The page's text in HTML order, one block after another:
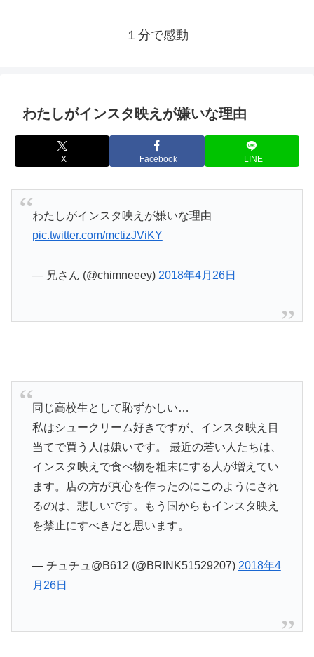
１分で感動
わたしがインスタ映えが嫌いな理由
X Facebook LINE
わたしがインスタ映えが嫌いな理由
pic.twitter.com/mctizJViKY
— 兄さん (@chimneeey) 2018年4月26日
同じ高校生として恥ずかしい…
私はシュークリーム好きですが、インスタ映え目
当てで買う人は嫌いです。 最近の若い人たちは、
インスタ映えで食べ物を粗末にする人が増えてい
ます。店の方が真心を作ったのにこのようにされ
るのは、悲しいです。もう国からもインスタ映え
を禁止にすべきだと思います。
— チュチュ@B612 (@BRINK51529207) 2018年4
月26日